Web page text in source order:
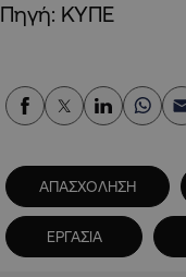
Πηγή: ΚΥΠΕ
ΑΠΑΣΧΟΛΗΣΗ
ΕΡΓΑΣΙΑ